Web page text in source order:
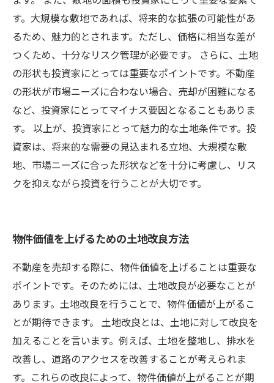
す。大規模な敷地であれば、将来的な拡張の可能性があ
るため、魅力的とされます。ただし、価格に相当な差が
つくため、十分なリスク管理が必要です。 さらに、土地
の形状も投資家にとっては重要なポイントです。不動産
の形状が市場ニーズに合わない場合、売却が困難になる
など、投資家にとってマイナス要因となることもありま
す。 以上が、投資家にとって魅力的な土地条件です。投
資家は、将来的な需要の見込まれる立地、大規模な敷
地、市場ニーズに合った形状などを十分に考慮し、リス
クを抑えながら投資を行うことが大切です。
物件価値を上げるための土地改良方法
不動産を売却する際に、物件価値を上げることは重要な
ポイントです。そのためには、土地改良が必要なことが
あります。土地改良を行うことで、物件価値が上がるこ
とが期待できます。 土地改良とは、土地に対して改良を
加えることを言います。例えば、土地を整地し、排水を
改善し、道路のアクセスを改善することが考えられま
す。これらの改良によって、物件価値が上がることが期